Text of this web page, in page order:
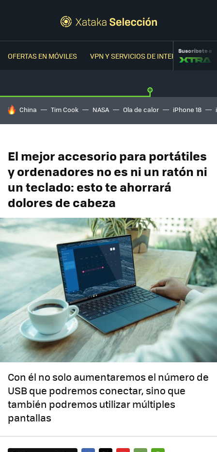
OFERTAS EN MÓVILES VPN Y SERVICIOS DE INTERNETSuscríbete a
HOY SE HABLA DE
China Tim Cook NASA Ola de calor iPhone 18
El mejor accesorio para portátiles
y ordenadores no es ni un ratón ni
un teclado: esto te ahorrará
dolores de cabeza
Con él no solo aumentaremos el número de
USB que podremos conectar, sino que
también podremos utilizar múltiples
pantallas